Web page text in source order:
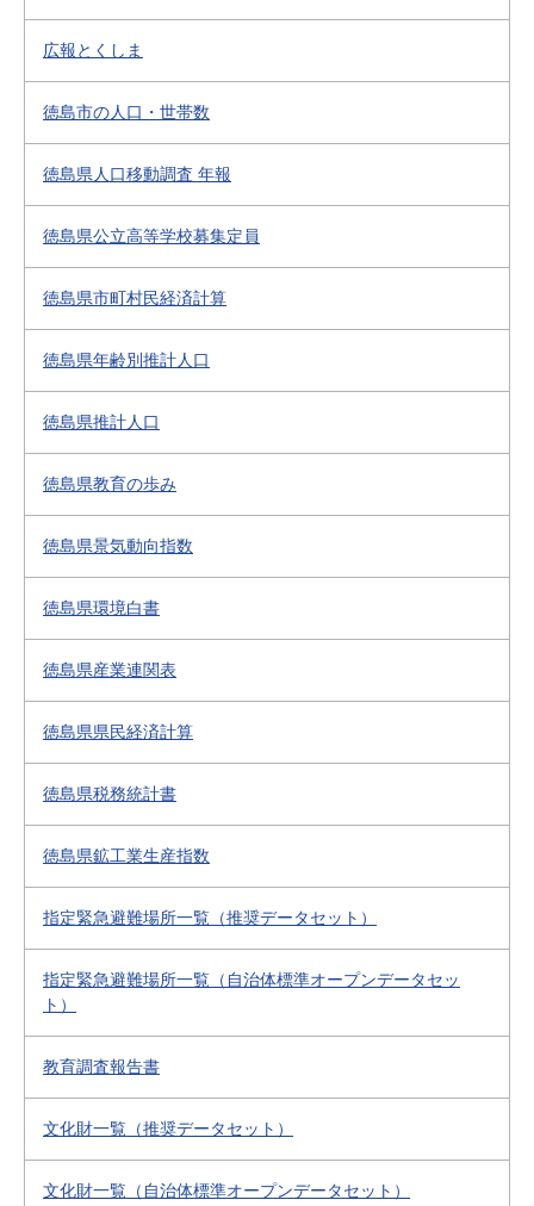
広報とくしま
徳島市の人口・世帯数
徳島県人口移動調査 年報
徳島県公立高等学校募集定員
徳島県市町村民経済計算
徳島県年齢別推計人口
徳島県推計人口
徳島県教育の歩み
徳島県景気動向指数
徳島県環境白書
徳島県産業連関表
徳島県県民経済計算
徳島県税務統計書
徳島県鉱工業生産指数
指定緊急避難場所一覧（推奨データセット）
指定緊急避難場所一覧（自治体標準オープンデータセッ
ト）
教育調査報告書
文化財一覧（推奨データセット）
文化財一覧（自治体標準オープンデータセット）